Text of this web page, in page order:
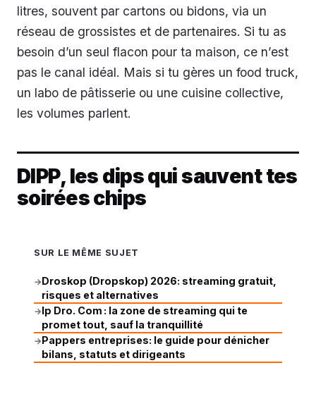
litres, souvent par cartons ou bidons, via un
réseau de grossistes et de partenaires. Si tu as
besoin d’un seul flacon pour ta maison, ce n’est
pas le canal idéal. Mais si tu gères un food truck,
un labo de pâtisserie ou une cuisine collective,
les volumes parlent.
DIPP, les dips qui sauvent tes
soirées chips
SUR LE MÊME SUJET
→Droskop (Dropskop) 2026: streaming gratuit,
risques et alternatives
→Ip Dro. Com : la zone de streaming qui te
promet tout, sauf la tranquillité
→Pappers entreprises: le guide pour dénicher
bilans, statuts et dirigeants